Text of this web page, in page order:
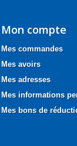
Mon compte
Mes commandes
Mes avoirs
Mes adresses
Mes informations
Mes bons de